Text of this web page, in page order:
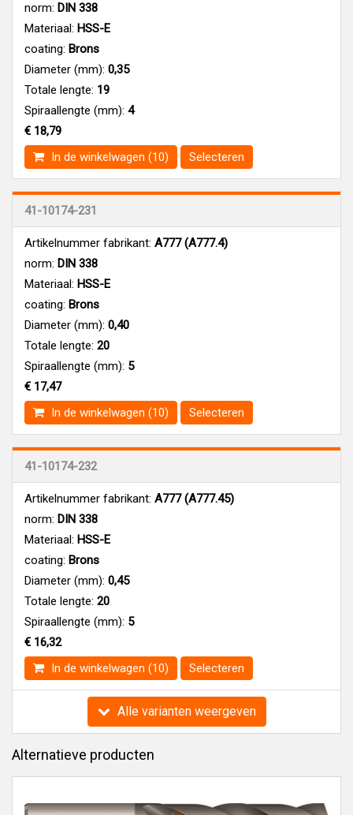
norm: DIN 338
Materiaal: HSS-E
coating: Brons
Diameter (mm): 0,35
Totale lengte: 19
Spiraallengte (mm): 4
€ 18,79
In de winkelwagen (10)
Selecteren
41-10174-231
Artikelnummer fabrikant: A777 (A777.4)
norm: DIN 338
Materiaal: HSS-E
coating: Brons
Diameter (mm): 0,40
Totale lengte: 20
Spiraallengte (mm): 5
€ 17,47
In de winkelwagen (10)
Selecteren
41-10174-232
Artikelnummer fabrikant: A777 (A777.45)
norm: DIN 338
Materiaal: HSS-E
coating: Brons
Diameter (mm): 0,45
Totale lengte: 20
Spiraallengte (mm): 5
€ 16,32
In de winkelwagen (10)
Selecteren
Alle varianten weergeven
Alternatieve producten